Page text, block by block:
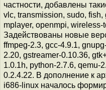
частности, добавлены
vlc, transmission, sudo,
mplayer, openmpi,
Задействованы новые
ffmpeg-2.3, gcc-4.9.1,
2.20, gstreamer-0.10.36,
1.0.1h, python-2.7.6, qemu-
0.2.4.22. В дополнение к
i686-linux началось